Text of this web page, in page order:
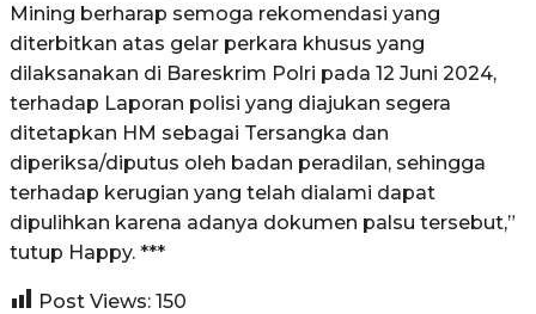
Mining berharap semoga rekomendasi yang
diterbitkan atas gelar perkara khusus yang
dilaksanakan di Bareskrim Polri pada 12 Juni 2024,
terhadap Laporan polisi yang diajukan segera
ditetapkan HM sebagai Tersangka dan
diperiksa/diputus oleh badan peradilan, sehingga
terhadap kerugian yang telah dialami dapat
dipulihkan karena adanya dokumen palsu tersebut,”
tutup Happy. ***
Post Views: 150